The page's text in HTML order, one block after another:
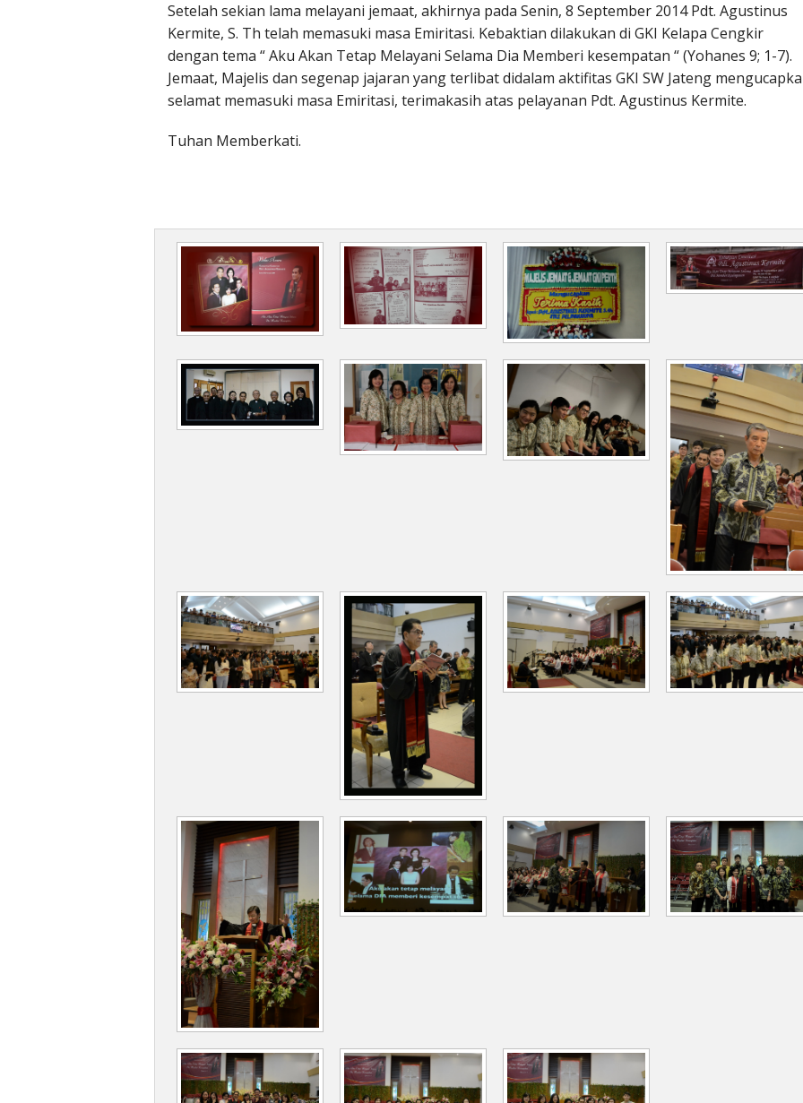
Setelah sekian lama melayani jemaat, akhirnya pada Senin, 8 September 2014 Pdt. Agustinus
Kermite, S. Th telah memasuki masa Emiritasi. Kebaktian dilakukan di GKI Kelapa Cengkir
dengan tema “ Aku Akan Tetap Melayani Selama Dia Memberi kesempatan “ (Yohanes 9; 1-7).
Jemaat, Majelis dan segenap jajaran yang terlibat didalam aktifitas GKI SW Jateng
selamat memasuki masa Emiritasi, terimakasih atas pelayanan Pdt. Agustinus Kermite.
Tuhan Memberkati.